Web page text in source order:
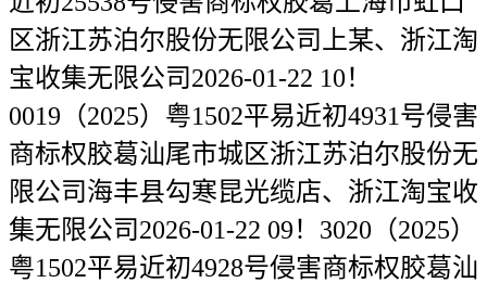
区浙江苏泊尔股份无限公司上某、浙江淘
宝收集无限公司2026-01-22 10！
0019（2025）粤1502平易近初4931号侵害
商标权胶葛汕尾市城区浙江苏泊尔股份无
限公司海丰县勾寒昆光缆店、浙江淘宝收
集无限公司2026-01-22 09！3020（2025）
粤1502平易近初4928号侵害商标权胶葛汕